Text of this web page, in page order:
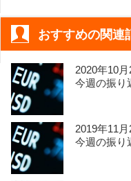
おすすめの関連
2020年10月
今週の振り
2019年11月
今週の振り